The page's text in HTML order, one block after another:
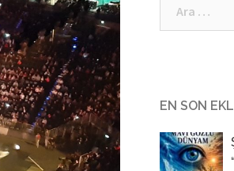
EN SON